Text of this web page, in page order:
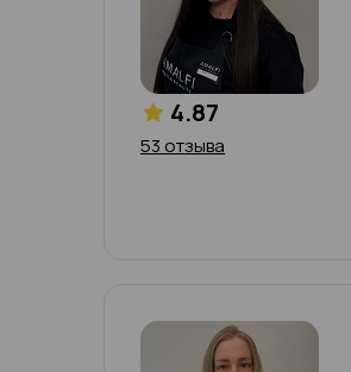
4.87
53 отзыва